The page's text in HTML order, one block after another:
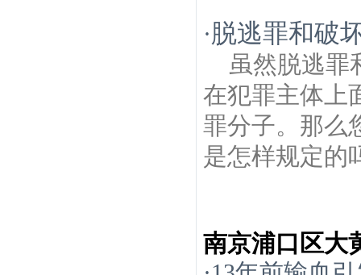
·脱逃罪和破
虽然脱逃罪
在犯罪主体上
罪分子。那么
是怎样规定的
南京浦口区大